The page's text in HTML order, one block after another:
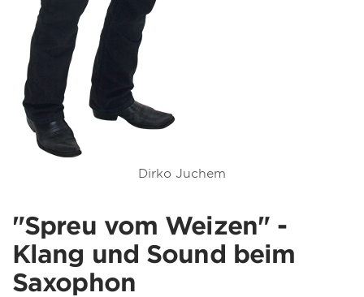
Dirko Juchem
"Spreu vom Weizen" -
Klang und Sound beim
Saxophon